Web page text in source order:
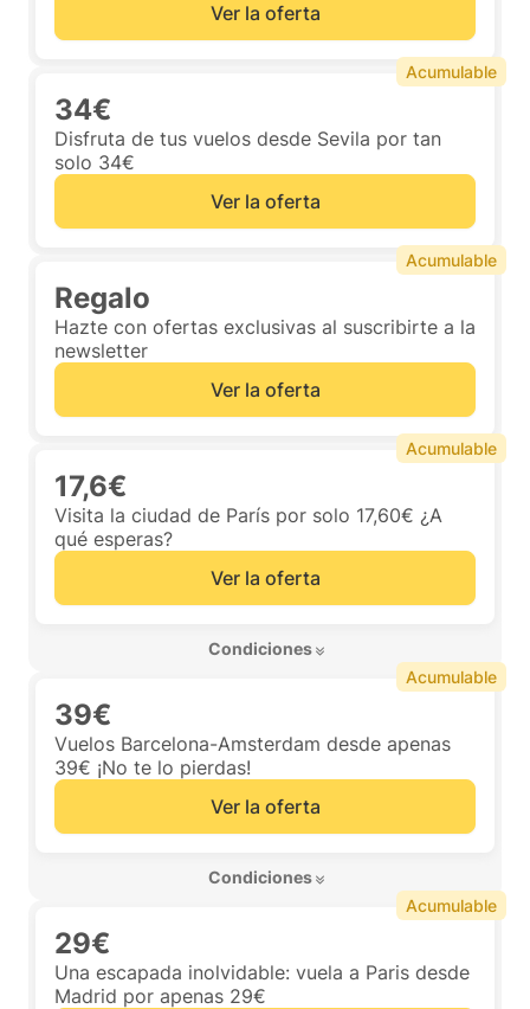
Ver la oferta
34€
Disfruta de tus vuelos desde Sevila por tan
solo 34€
Ver la oferta
Acumulable
Regalo
Hazte con ofertas exclusivas al suscribirte a la
newsletter
Ver la oferta
Acumulable
17,6€
Visita la ciudad de París por solo 17,60€ ¿A
qué esperas?
Ver la oferta
Condiciones
Acumulable
39€
Vuelos Barcelona-Amsterdam desde apenas
39€ ¡No te lo pierdas!
Ver la oferta
Condiciones
Acumulable
29€
Una escapada inolvidable: vuela a Paris desde
Madrid por apenas 29€
Acumulable